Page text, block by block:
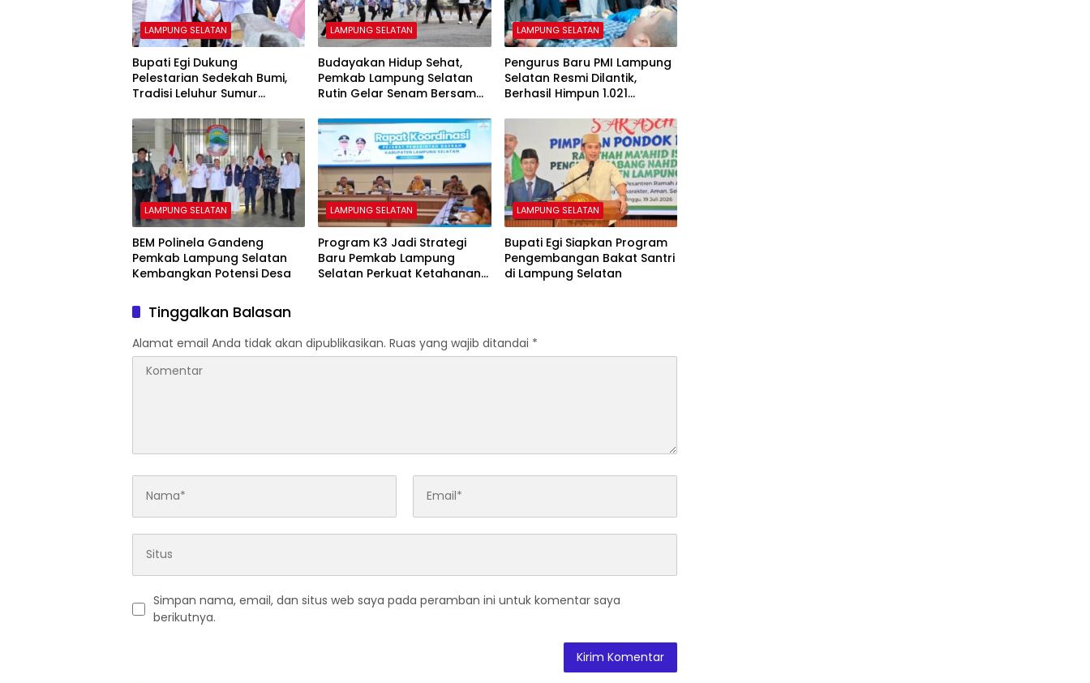
LAMPUNG SELATAN
Bupati Egi Dukung
Pelestarian Sedekah Bumi,
Tradisi Leluhur Sumur
LAMPUNG SELATAN
Budayakan Hidup Sehat,
Pemkab Lampung Selatan
Rutin Gelar Senam Bersama
LAMPUNG SELATAN
Pengurus Baru PMI Lampung
Selatan Resmi Dilantik,
Berhasil Himpun 1.021
LAMPUNG SELATAN
BEM Polinela Gandeng
Pemkab Lampung Selatan
Kembangkan Potensi Desa
LAMPUNG SELATAN
Program K3 Jadi Strategi
Baru Pemkab Lampung
Selatan Perkuat Ketahanan
LAMPUNG SELATAN
Bupati Egi Siapkan Program
Pengembangan Bakat Santri
di Lampung Selatan
Tinggalkan Balasan
Alamat email Anda tidak akan dipublikasikan. Ruas yang wajib ditandai *
Simpan nama, email, dan situs web saya pada peramban ini untuk komentar saya
berikutnya.